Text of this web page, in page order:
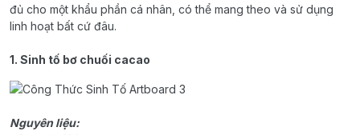
đủ cho một khẩu phần cá nhân, có thể mang theo và sử dụng
linh hoạt bất cứ đâu.
1. Sinh tố bơ chuối cacao
Nguyên liệu: